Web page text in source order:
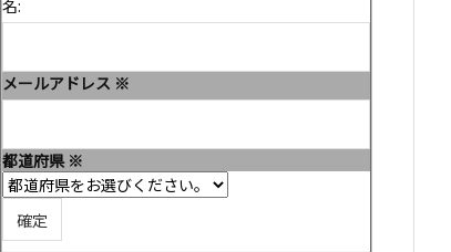
名:
メールアドレス ※
都道府県 ※